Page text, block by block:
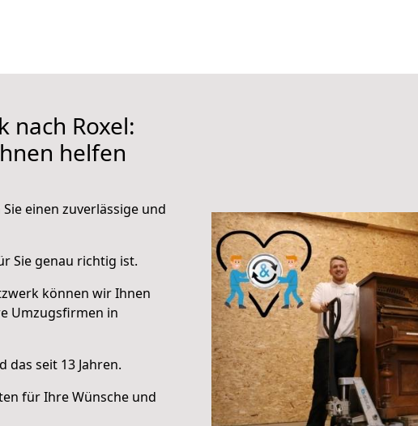
nach Roxel:
helfen
Sie einen zuverlässige und
Sie genau richtig ist.
können wir Ihnen
Umzugsfirmen in
das seit 13 Jahren.
für Ihre Wünsche und